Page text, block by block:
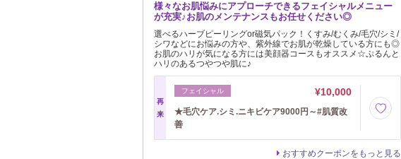
様々なお肌悩みにアプローチできるフェイシャルメニュー
が充実♪お肌のメンテナンスもお任せください◎
選べるハーブピーリングor磁気パック！くすみ/むくみ/毛穴/シミ/
シワなどにお悩みの方や、紫外線でお肌が乾燥している方にも◎
お肌のハリが気になる方には美顔器コースもオススメ☆ぷるんと
ハリのあるつやつや肌に♪
再
来
フェイシャル ¥10,000
★毛穴ケア.シミ.ニキビケア9000円～#肌質改
善
おすすめクーポンをもっと見る